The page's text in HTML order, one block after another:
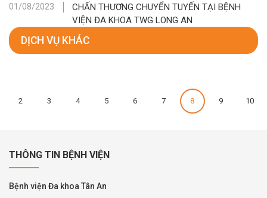
01/08/2023
CHẤN THƯƠNG CHUYỂN TUYẾN TẠI BỆNH
VIỆN ĐA KHOA TWG LONG AN
DỊCH VỤ KHÁC
2 3 4 5 6 7 8 9 10
THÔNG TIN BỆNH VIỆN
Bệnh viện Đa khoa Tân An